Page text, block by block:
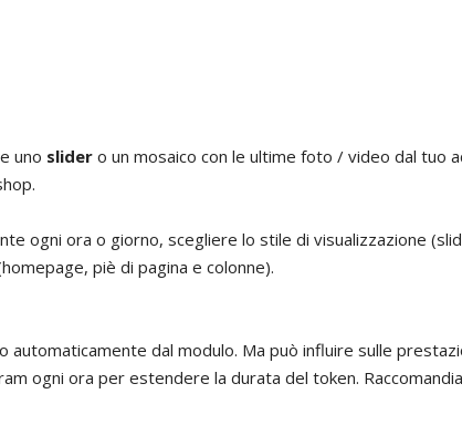
uno slider o un mosaico con le ultime foto / video dal tuo
ogni ora o giorno, scegliere lo stile di visualizzazione
piè di pagina e colonne).
dal modulo. Ma può influire sulle
ogni ora per estendere la durata del token.